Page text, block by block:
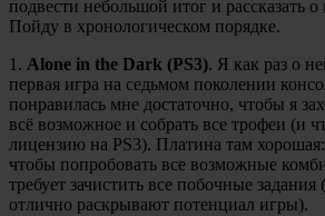
подвести небольшой итог и рассказать
Пойду в хронологическом порядке.
1. Alone in the Dark (PS3). Я как раз о
первая игра на седьмом поколении
понравилась мне достаточно, чтобы я
всё возможное и собрать все трофеи (и
лицензию на PS3). Платина там
чтобы попробовать все возможные
требует зачистить все побочные
отлично раскрывают потенциал игры).